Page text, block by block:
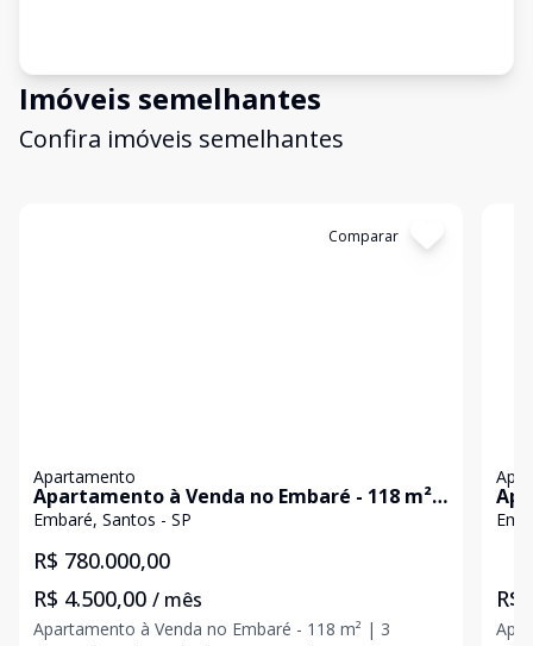
Imóveis semelhantes
Confira imóveis semelhantes
Comparar
Apartamento
Apartamento à Venda no Embaré - 118 m² |
3 Dormitórios | 1 Suíte | 1 Vaga
Embaré, Santos - SP
R$ 780.000,00
R$ 4.500,00 / mês
Apartamento à Venda no Embaré - 118 m² | 3
R$